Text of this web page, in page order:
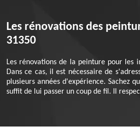
Les rénovations des
31350
Les rénovations de la peinture pour
Dans ce cas, il est nécessaire de
plusieurs années d'expérience. Sachez
suffit de lui passer un coup de fil. Il